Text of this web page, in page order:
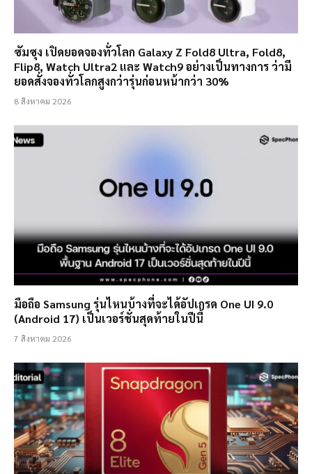
ซัมซุง เปิดยอดจองทั่วโลก Galaxy Z Fold8 Ultra, Fold8,
Flip8, Watch Ultra2 และ Watch9 อย่างเป็นทางการ ว่ามี
ยอดสั่งจองทั่วโลกสูงกว่ารุ่นก่อนหน้ากว่า 30%
8 สิงหาคม 2026
มือถือ Samsung รุ่นไหนบ้างที่จะได้อัปเกรด One UI 9.0
(Android 17) เป็นเวอร์ชั่นสุดท้ายในปีนี้
7 สิงหาคม 2026